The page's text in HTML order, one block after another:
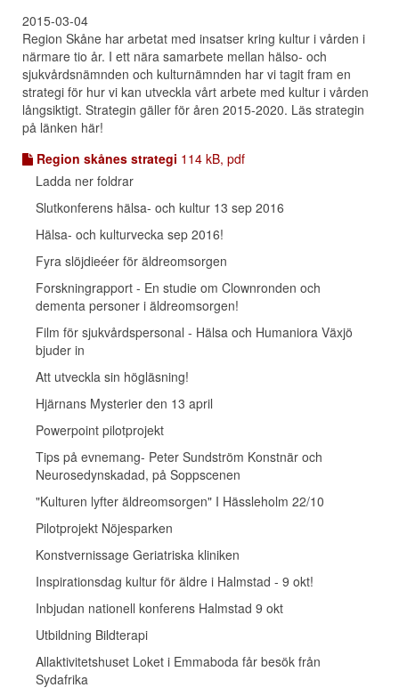
2015-03-04
Region Skåne har arbetat med insatser kring kultur i vården i
närmare tio år. I ett nära samarbete mellan hälso- och
sjukvårdsnämnden och kulturnämnden har vi tagit fram en
strategi för hur vi kan utveckla vårt arbete med kultur i vården
långsiktigt. Strategin gäller för åren 2015-2020. Läs strategin
på länken här!
Region skånes strategi 114 kB, pdf
Ladda ner foldrar
Slutkonferens hälsa- och kultur 13 sep 2016
Hälsa- och kulturvecka sep 2016!
Fyra slöjdieéer för äldreomsorgen
Forskningrapport - En studie om Clownronden och
dementa personer i äldreomsorgen!
Film för sjukvårdspersonal - Hälsa och Humaniora Växjö
bjuder in
Att utveckla sin högläsning!
Hjärnans Mysterier den 13 april
Powerpoint pilotprojekt
Tips på evnemang- Peter Sundström Konstnär och
Neurosedynskadad, på Soppscenen
"Kulturen lyfter äldreomsorgen" I Hässleholm 22/10
Pilotprojekt Nöjesparken
Konstvernissage Geriatriska kliniken
Inspirationsdag kultur för äldre i Halmstad - 9 okt!
Inbjudan nationell konferens Halmstad 9 okt
Utbildning Bildterapi
Allaktivitetshuset Loket i Emmaboda får besök från
Sydafrika